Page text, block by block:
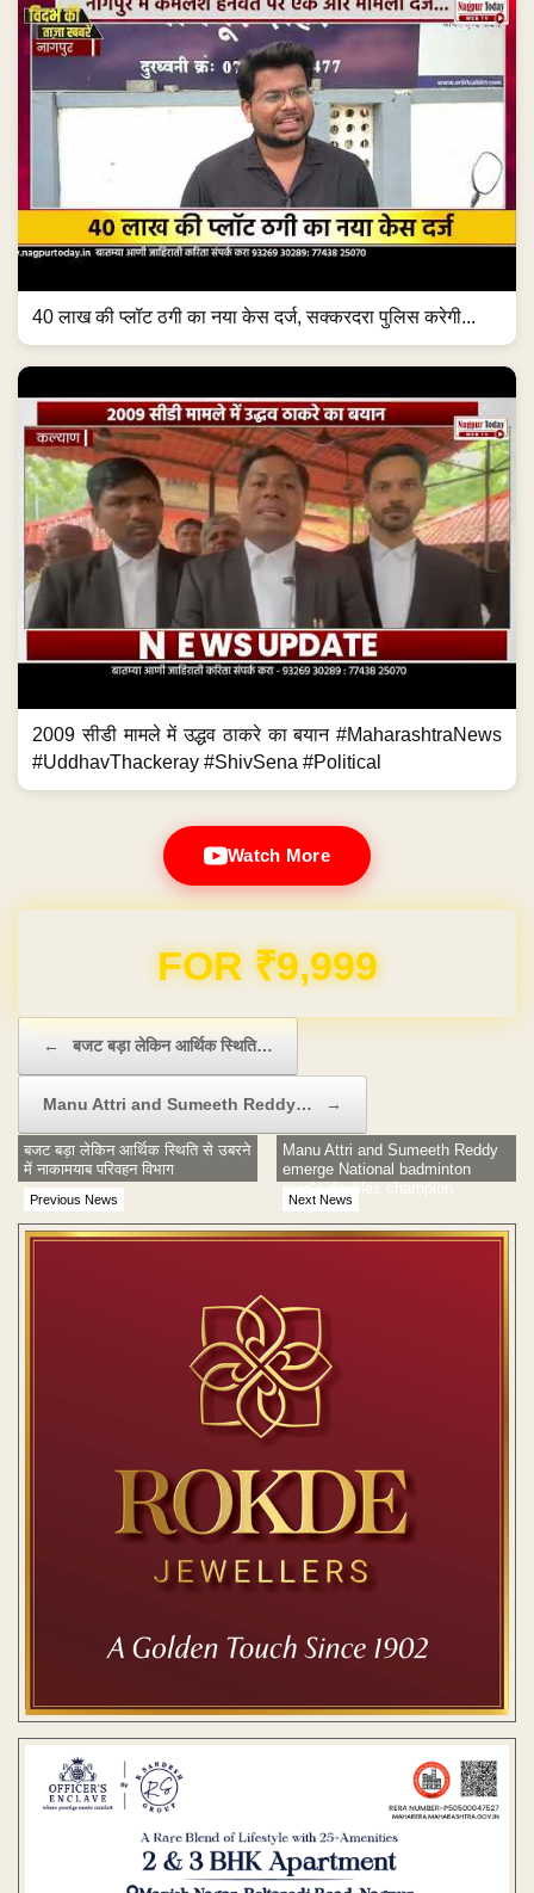
40 लाख की प्लॉट ठगी का नया केस दर्ज, सक्करदरा पुलिस करेगी...
2009 सीडी मामले में उद्धव ठाकरे का बयान #MaharashtraNews
#UddhavThackeray #ShivSena #Political
Watch More
Domain & Hosting FREE for 1 Year
← बजट बड़ा लेकिन आर्थिक स्थिति…
Manu Attri and Sumeeth Reddy… →
Previous News
बजट बड़ा लेकिन आर्थिक स्थिति से उबरने
में नाकामयाब परिवहन विभाग
Next News
Manu Attri and Sumeeth Reddy
emerge National badminton
men's doubles champion